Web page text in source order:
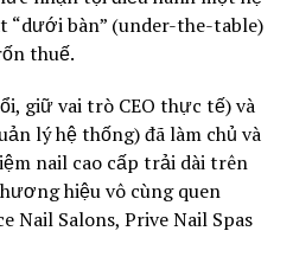
bàn” (under-the-table)
thuế.
giữ vai trò CEO thực tế) và
lý hệ thống) đã làm chủ và
nail cao cấp trải dài trên
hiệu vô cùng quen
Nail Salons, Prive Nail Spas